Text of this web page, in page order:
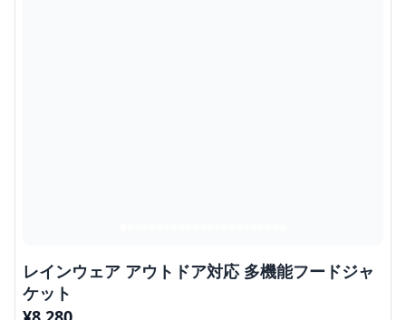
レインウェア アウトドア対応 多機能フードジャ
ケット